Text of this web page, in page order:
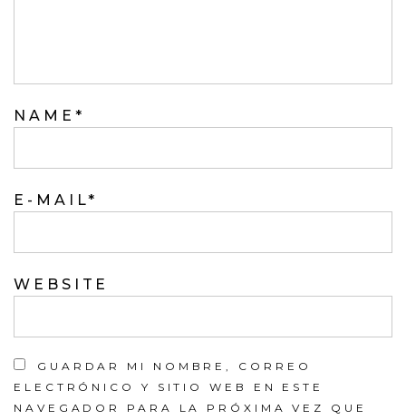
NAME *
E-MAIL*
WEBSITE
GUARDAR MI NOMBRE, CORREO
ELECTRÓNICO Y SITIO WEB EN ESTE
NAVEGADOR PARA LA PRÓXIMA VEZ QUE